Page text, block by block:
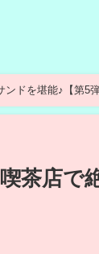
ドを堪能♪【第5弾
茶店で